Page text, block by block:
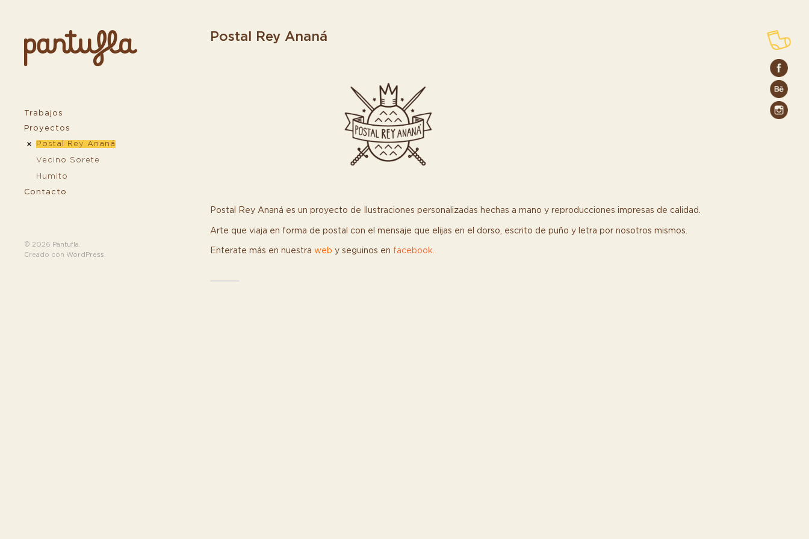
Trabajos
Proyectos
Postal Rey Ananá
Vecino Sorete
Humito
Contacto
© 2026 Pantufla
Creado con WordPress
Postal Rey Ananá
Postal Rey Ananá es un proyecto de Ilustraciones personalizadas hechas a mano y reproducciones impresas de calidad.
Arte que viaja en forma de postal con el mensaje que elijas en el dorso, escrito de puño y letra por nosotros mismos.
Enterate más en nuestra web y seguinos en facebook.